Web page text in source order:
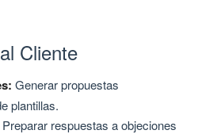
Cliente
Generar propuestas
plantillas.
Preparar respuestas a objeciones